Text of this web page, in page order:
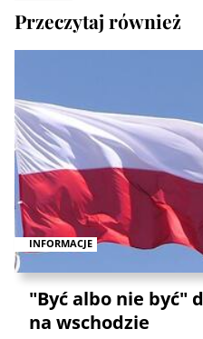
Przeczytaj również
INFORMACJE
"Być albo nie być"
na wschodzie